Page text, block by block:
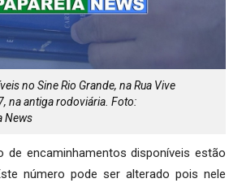
no Sine Rio Grande, na Rua Vive
na antiga rodoviária. Foto:
News
de encaminhamentos disponíveis estão
número pode ser alterado pois nele